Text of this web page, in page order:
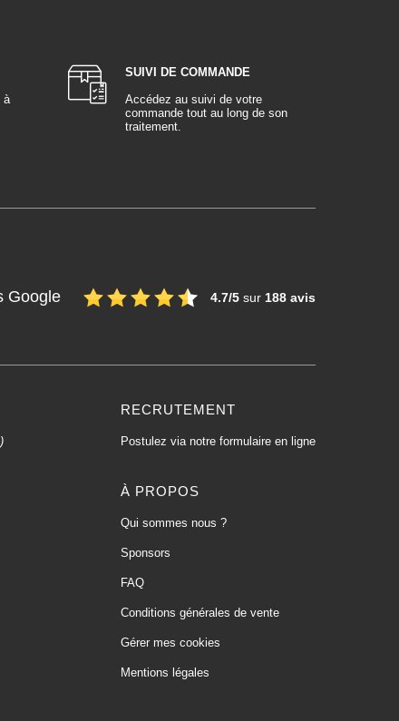
à
SUIVI DE COMMANDE
Accédez au suivi de votre
commande tout au long de son
traitement.
Google 4.7/5 sur 188 avis
RECRUTEMENT
Postulez via notre formulaire en ligne
À PROPOS
Qui sommes nous ?
Sponsors
FAQ
Conditions générales de vente
Gérer mes cookies
Mentions légales